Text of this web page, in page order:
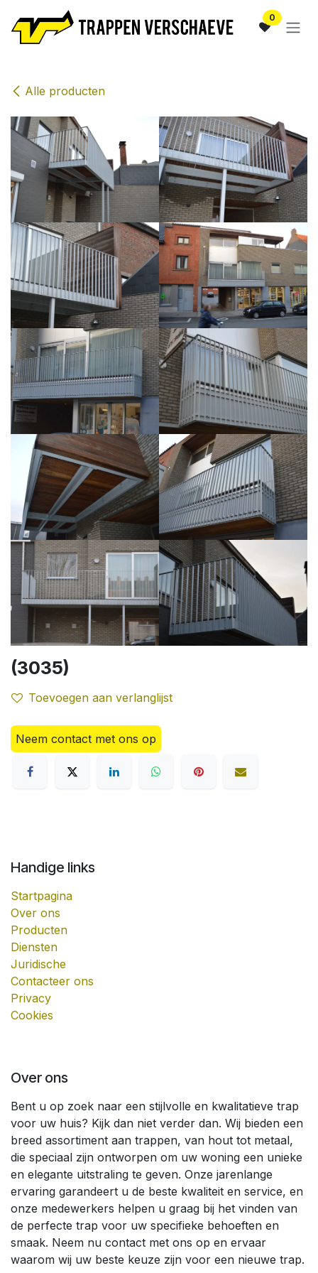
Overslaan naar inhoud
0
Alle producten
(3035)
Toevoegen aan verlanglijst
Neem contact met ons op
Handige links
Startpagina
Over ons
Producten
Diensten
Juridische
Contacteer ons
Privacy
Cookies
Over ons
Bent u op zoek naar een stijlvolle en kwalitatieve trap
voor uw huis? Kijk dan niet verder dan. Wij bieden een
breed assortiment aan trappen, van hout tot metaal,
die speciaal zijn ontworpen om uw woning een unieke
en elegante uitstraling te geven. Onze jarenlange
ervaring garandeert u de beste kwaliteit en service, en
onze medewerkers helpen u graag bij het vinden van
de perfecte trap voor uw specifieke behoeften en
smaak. Neem nu contact met ons op en ervaar
waarom wij uw beste keuze zijn voor een nieuwe trap.